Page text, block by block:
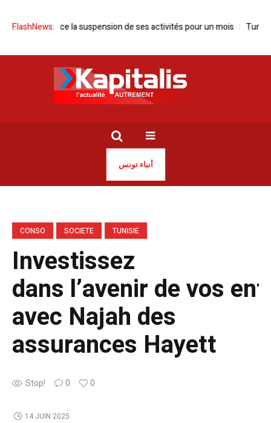
FlashNews:
annonce la suspension de ses activités pour un mois Tunisie |
أنباء تونس
CONSO SOCIETE TUNISIE
Investissez
dans l’avenir de vos
avec Najah des
assurances Hayett
Stop! 0 0
14 JUIN 2025